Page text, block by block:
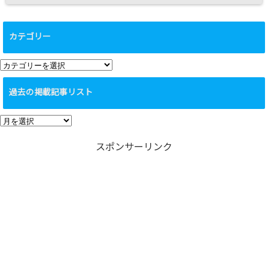
カテゴリー
カ
テ
リ
ー
過去の掲載記事リスト
過
スポンサーリンク